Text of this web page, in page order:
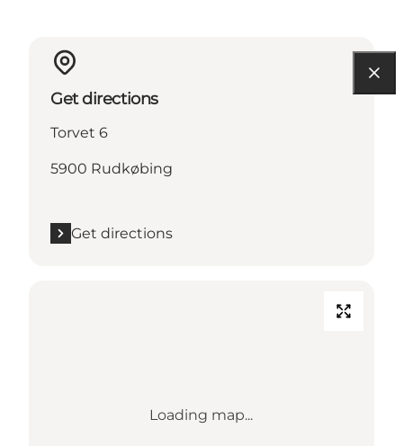
Get directions
Torvet 6
5900 Rudkøbing
Get directions
Loading map...